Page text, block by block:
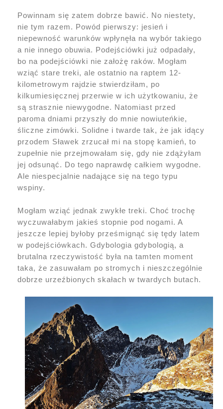
Powinnam się zatem dobrze bawić. No niestety,
nie tym razem. Powód pierwszy: jesień i
niepewność warunków wpłynęła na wybór takiego
a nie innego obuwia. Podejściówki już odpadały,
bo na podejściówki nie założę raków. Mogłam
wziąć stare treki, ale ostatnio na raptem 12-
kilometrowym rajdzie stwierdziłam, po
kilkumiesięcznej przerwie w ich użytkowaniu, że
są strasznie niewygodne. Natomiast przed
paroma dniami przyszły do mnie nowiuteńkie,
śliczne zimówki. Solidne i twarde tak, że jak idący
przodem Sławek zrzucał mi na stopę kamień, to
zupełnie nie przejmowałam się, gdy nie zdążyłam
jej odsunąć. Do tego naprawdę całkiem wygodne.
Ale niespecjalnie nadające się na tego typu
wspiny.
Mogłam wziąć jednak zwykłe treki. Choć trochę
wyczuwałabym jakieś stopnie pod nogami. A
jeszcze lepiej byłoby prześmignąć się tędy latem
w podejściówkach. Gdybologia gdybologią, a
brutalna rzeczywistość była na tamten moment
taka, że zasuwałam po stromych i nieszczególnie
dobrze urzeźbionych skałach w twardych butach.